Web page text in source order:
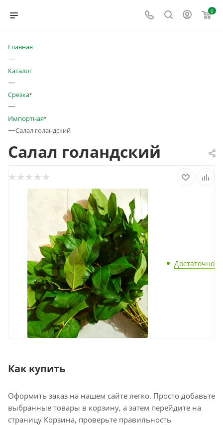
0
Главная
—
Каталог
—
Срезка
—
Импортная
—Салал голандский
Салал голандский
Достаточно
Как купить
Оформить заказ на нашем сайте легко. Просто добавьте
выбранные товары в корзину, а затем перейдите на
страницу Корзина, проверьте правильность